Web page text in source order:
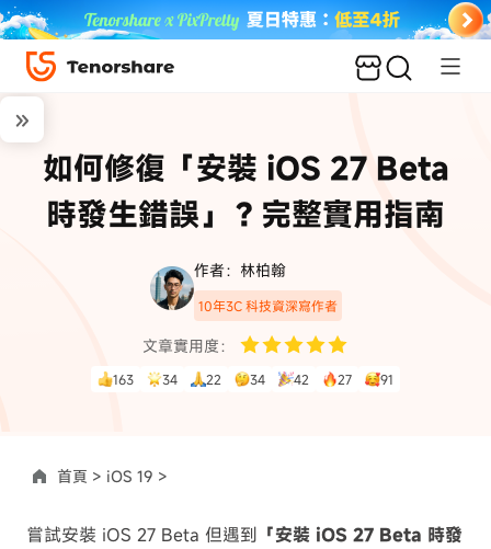
如何修復「安裝 iOS 27 Beta
時發生錯誤」？完整實用指南
作者：林柏翰
10年3C 科技資深寫作者
文章實用度：
163 34 22 34 42 27 91
首頁 > iOS 19 >
嘗試安裝 iOS 27 Beta 但遇到 「安裝 iOS 27 Beta 時發